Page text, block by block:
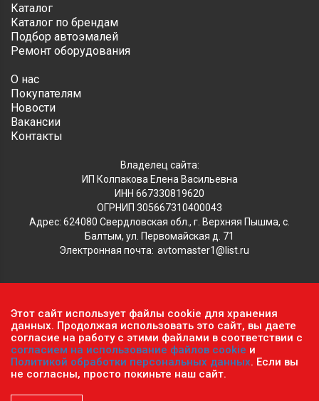
Каталог
Каталог по брендам
Подбор автоэмалей
Ремонт оборудования
О нас
Покупателям
Новости
Вакансии
Контакты
Владелец сайта:
ИП Колпакова Елена Васильевна
ИНН 667330819620
ОГРНИП 305667310400043
Адрес: 624080 Свердловская обл., г. Верхняя Пышма, с.
Балтым, ул. Первомайская д. 71
Электронная почта: avtomaster1@list.ru
Обратите внимание, что данный сайт носит исключительно
информационный характер и ни при каких условиях не
является публичной офертой, определяемой положениями ч.2
ст. 437 Гражданского кодекса РФ.Политика
конфиденциальности персональных данных.
Пользовательское соглашение.
© 2026 г. Сеть оптово-розничных магазинов «Автомастер».
Этот сайт использует файлы cookie для хранения
данных. Продолжая использовать это сайт, вы даете
согласие на работу с этими файлами в соответствии с
согласием на использование файлов cookie и
Политикой обработки персональных данных. Если вы
не согласны, просто покиньте наш сайт.